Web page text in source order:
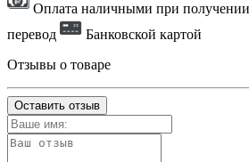
Оплата наличными при получении
перевод
Банковской картой
Отзывы о товаре
Оставить отзыв